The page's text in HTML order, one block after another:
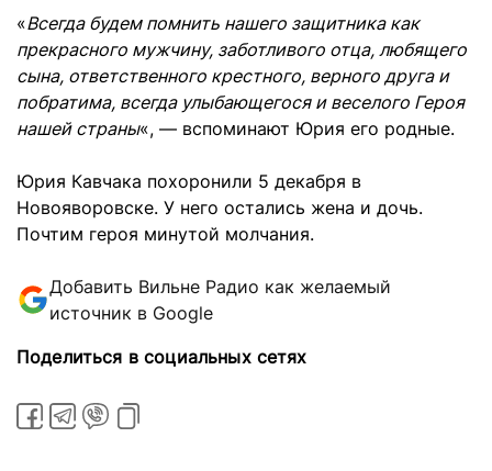
«Всегда будем помнить нашего защитника как
прекрасного мужчину, заботливого отца, любящего
сына, ответственного крестного, верного друга и
побратима, всегда улыбающегося и веселого Героя
нашей страны«, — вспоминают Юрия его родные.
Юрия Кавчака похоронили 5 декабря в
Новояворовске. У него остались жена и дочь.
Почтим героя минутой молчания.
Добавить Вильне Радио как желаемый
источник в Google
Поделиться в социальных сетях